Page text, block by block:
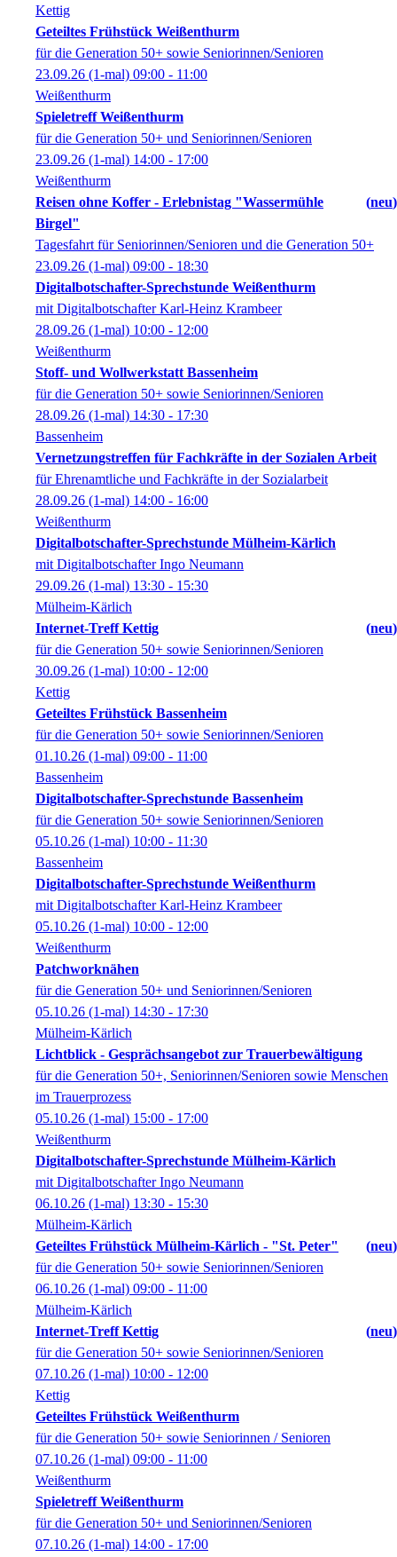
Kettig
Geteiltes Frühstück Weißenthurm
für die Generation 50+ sowie Seniorinnen/Senioren
23.09.26 (1-mal) 09:00 - 11:00
Weißenthurm
Spieletreff Weißenthurm
für die Generation 50+ und Seniorinnen/Senioren
23.09.26 (1-mal) 14:00 - 17:00
Weißenthurm
Reisen ohne Koffer - Erlebnistag "Wassermühle
Birgel"
neu
Tagesfahrt für Seniorinnen/Senioren und die Generation 50+
23.09.26 (1-mal) 09:00 - 18:30
Digitalbotschafter-Sprechstunde Weißenthurm
mit Digitalbotschafter Karl-Heinz Krambeer
28.09.26 (1-mal) 10:00 - 12:00
Weißenthurm
Stoff- und Wollwerkstatt Bassenheim
für die Generation 50+ sowie Seniorinnen/Senioren
28.09.26 (1-mal) 14:30 - 17:30
Bassenheim
Vernetzungstreffen für Fachkräfte in der Sozialen Arbeit
für Ehrenamtliche und Fachkräfte in der Sozialarbeit
28.09.26 (1-mal) 14:00 - 16:00
Weißenthurm
Digitalbotschafter-Sprechstunde Mülheim-Kärlich
mit Digitalbotschafter Ingo Neumann
29.09.26 (1-mal) 13:30 - 15:30
Mülheim-Kärlich
Internet-Treff Kettig
neu
für die Generation 50+ sowie Seniorinnen/Senioren
30.09.26 (1-mal) 10:00 - 12:00
Kettig
Geteiltes Frühstück Bassenheim
für die Generation 50+ sowie Seniorinnen/Senioren
01.10.26 (1-mal) 09:00 - 11:00
Bassenheim
Digitalbotschafter-Sprechstunde Bassenheim
für die Generation 50+ sowie Seniorinnen/Senioren
05.10.26 (1-mal) 10:00 - 11:30
Bassenheim
Digitalbotschafter-Sprechstunde Weißenthurm
mit Digitalbotschafter Karl-Heinz Krambeer
05.10.26 (1-mal) 10:00 - 12:00
Weißenthurm
Patchworknähen
für die Generation 50+ und Seniorinnen/Senioren
05.10.26 (1-mal) 14:30 - 17:30
Mülheim-Kärlich
Lichtblick - Gesprächsangebot zur Trauerbewältigung
für die Generation 50+, Seniorinnen/Senioren sowie Menschen
im Trauerprozess
05.10.26 (1-mal) 15:00 - 17:00
Weißenthurm
Digitalbotschafter-Sprechstunde Mülheim-Kärlich
mit Digitalbotschafter Ingo Neumann
06.10.26 (1-mal) 13:30 - 15:30
Mülheim-Kärlich
Geteiltes Frühstück Mülheim-Kärlich - "St. Peter"
neu
für die Generation 50+ sowie Seniorinnen/Senioren
06.10.26 (1-mal) 09:00 - 11:00
Mülheim-Kärlich
Internet-Treff Kettig
neu
für die Generation 50+ sowie Seniorinnen/Senioren
07.10.26 (1-mal) 10:00 - 12:00
Kettig
Geteiltes Frühstück Weißenthurm
für die Generation 50+ sowie Seniorinnen / Senioren
07.10.26 (1-mal) 09:00 - 11:00
Weißenthurm
Spieletreff Weißenthurm
für die Generation 50+ und Seniorinnen/Senioren
07.10.26 (1-mal) 14:00 - 17:00